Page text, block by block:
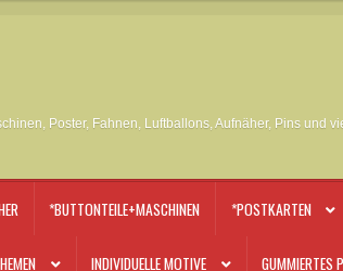
Poster, Fahnen, Luftballons, Aufnäher, Pins und
*BUTTONTEILE+MASCHINEN *POSTKARTEN
INDIVIDUELLE MOTIVE GUMMIERTES